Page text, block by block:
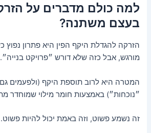
למה כולם מדברים על
בעצם משתנה?
הזרקה להגדלת היקף הפין היא פתרון נפוץ
מורגש, אבל כזה שלא דורש ״פרויקט בנייה״.
המטרה היא לרוב תוספת היקף (ולפעמים
״נוכחות״) באמצעות חומר מילוי שמוחדר
זה נשמע פשוט, וזה באמת יכול להיות פשוט.